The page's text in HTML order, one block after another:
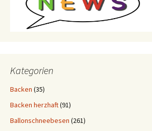
Kategorien
Backen (35)
Backen herzhaft(91)
Ballonschneebesen (261)